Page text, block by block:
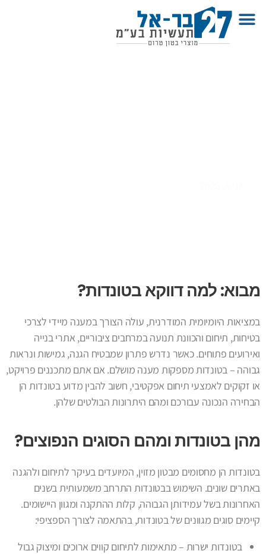
מבוא: למה דווקא בטונדות?
במציאות היומיומית המודרנית, עולה הצורך במענה מיידי לצרכי
בטיחות, תיחום והכוונת תנועה במרחבים ציבוריים, אתרי בנייה
ואירועים פתוחים. כאשר נדרש פתרון שמבטיח הגנה, גמישות ונראות
גבוהה – בטונדות מספקות מענה מושלם. אם אתם מתכננים פרויקט,
או זקוקים לאמצעי תיחום אפקטיבי, חשוב להבין מדוע בטונדות הן
הבחירה הנכונה עבורכם ומהם היתרונות הבולטים שלהן.
מהן בטונדות ומהם הסוגים הנפוצים?
בטונדות הן מחסומים מבטון מזוין, המיועדים בעיקר לתיחום ולהגנה
באתרים שונים. השימוש בבטונדות התרחב משמעותית בשנים
האחרונות בשל עמידותן הגבוהה, קלות ההתקנה ומגוון היישומים.
קיימים סוגים מגוונים של בטונדות, בהתאמה לצורך הספציפי:
בטונדות ישרות – מתאימות לתיחום קווים ארוכים ומיצוק גבול